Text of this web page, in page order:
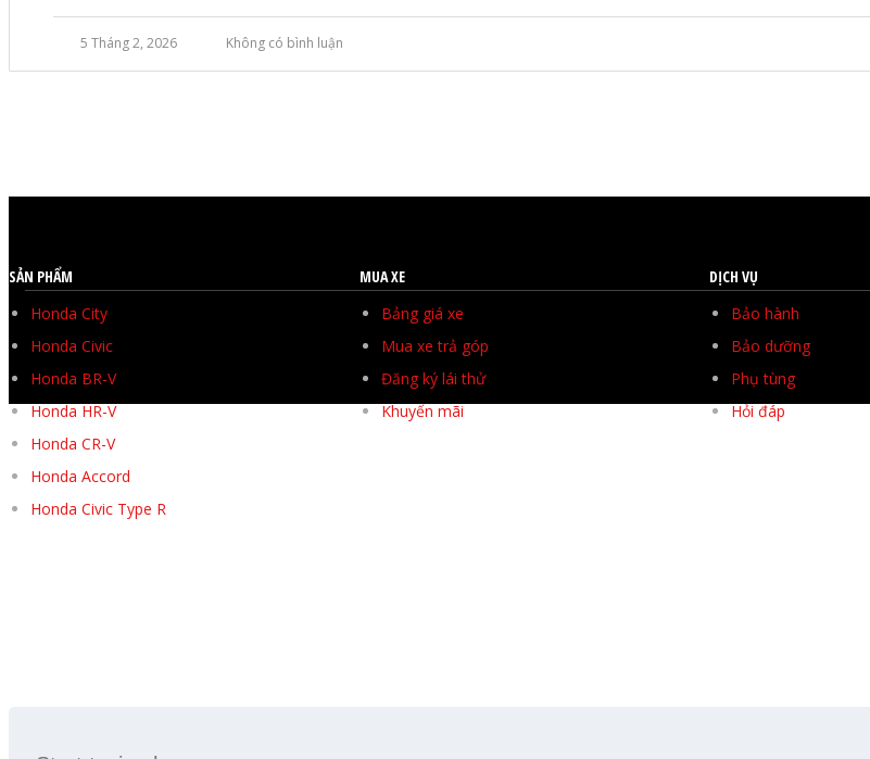
5 Tháng 2, 2026 Không có bình luận
SẢN PHẨM
Honda City
Honda Civic
Honda BR-V
Honda HR-V
Honda CR-V
Honda Accord
Honda Civic Type R
MUA XE
Bảng giá xe
Mua xe trả góp
Đăng ký lái thử
Khuyến mãi
DỊCH VỤ
Bảo hành
Bảo dưỡng
Phụ tùng
Hỏi đáp